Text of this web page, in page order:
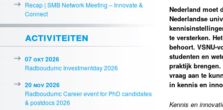
Nederland moet
Nederlandse
te versterken.
behoort. VSNU-
studenten en
praktijk
vraag aan te
in kennis en
Kennis en
Recap | SMB Network Meeting – Innovate &
Connect
activiteiten
07 okt 2026
Radboudumc Investmentday 2026
20 nov 2026
Radboudumc Career event for PhD candidates
& postdocs 2026